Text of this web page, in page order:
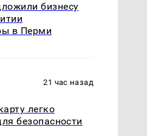
бизнесу
в Перми
21 час назад
легко
безопасности